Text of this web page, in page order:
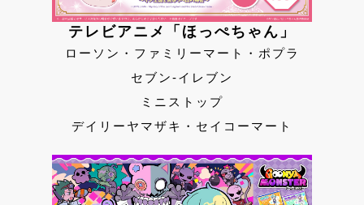
テレビアニメ「ほっぺちゃん」
ローソン・ファミリーマート・ポプラ
セブン-イレブン
ミニストップ
デイリーヤマザキ・セイコーマート